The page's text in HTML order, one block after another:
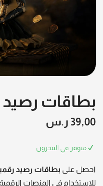
بطاقات رصيد
39,00 ر.س
متوفر في المخزون
احصل على بطاقات رصيد
للاستخدام في المنصات